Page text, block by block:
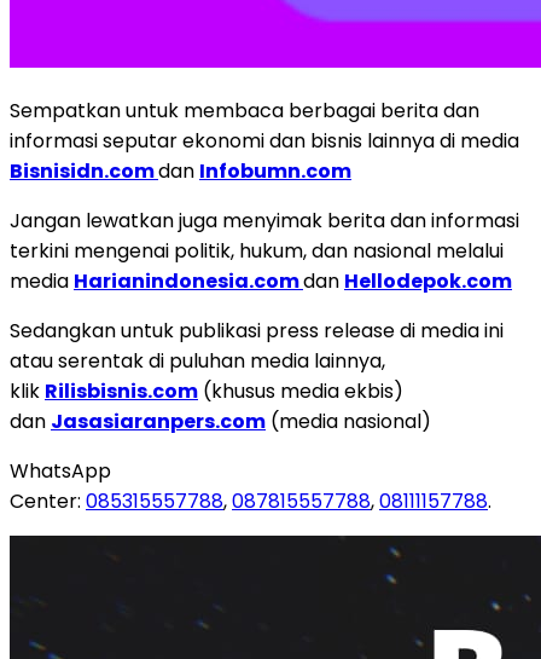
Sempatkan untuk membaca berbagai berita dan
informasi seputar ekonomi dan bisnis lainnya di media
Bisnisidn.comdan Infobumn.com
Jangan lewatkan juga menyimak berita dan informasi
terkini mengenai politik, hukum, dan nasional melalui
media Harianindonesia.comdan Hellodepok.com
Sedangkan untuk publikasi press release di media ini
atau serentak di puluhan media lainnya,
klik Rilisbisnis.com (khusus media ekbis)
dan Jasasiaranpers.com (media nasional)
WhatsApp
Center: 085315557788,087815557788,08111157788.